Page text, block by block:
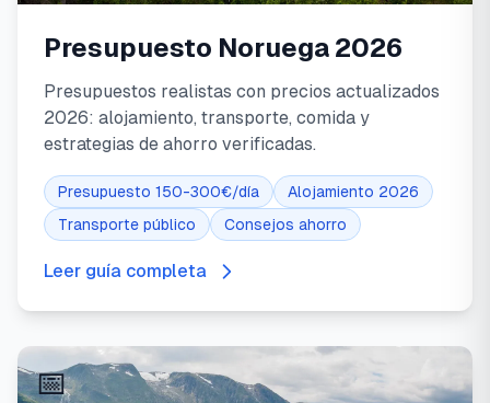
Presupuesto Noruega 2026
Presupuestos realistas con precios actualizados
2026: alojamiento, transporte, comida y
estrategias de ahorro verificadas.
Presupuesto 150-300€/día
Alojamiento 2026
Transporte público
Consejos ahorro
Leer guía completa
📅